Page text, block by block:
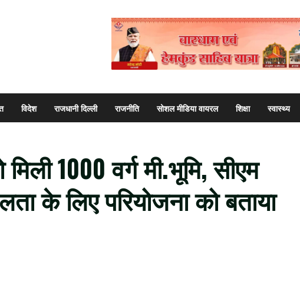
विदेश राजधानी दिल्ली राजनीति सोशल मीडिया वायरल शिक्षा स्वास्थ्य
1000 वर्ग मी.भूमि, सीएम
के लिए परियोजना को बताया